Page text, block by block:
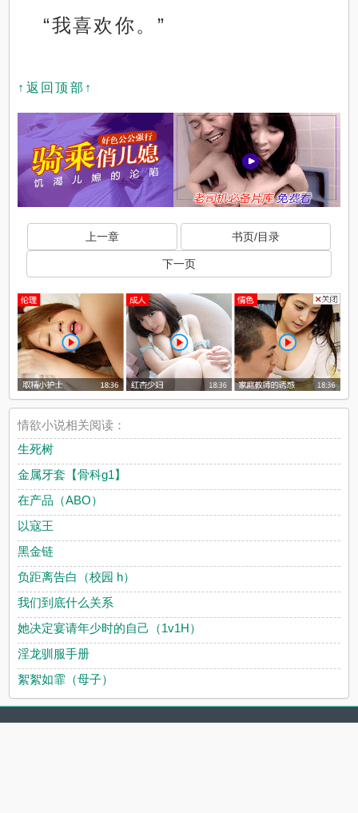
“我喜欢你。”
↑返回顶部↑
上一章 书页/目录
下一页
情欲小说相关阅读：
生死树
金属牙套【骨科g1】
在产品（ABO）
以寇王
黑金链
负距离告白（校园 h）
我们到底什么关系
她决定宴请年少时的自己（1v1H）
淫龙驯服手册
絮絮如霏（母子）